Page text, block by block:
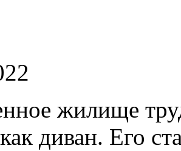
жилище
диван. Его